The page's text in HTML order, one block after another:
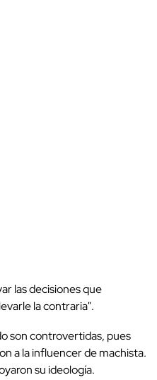
las decisiones que
la contraria".
son controvertidas, pues
a la influencer de machista.
su ideología.